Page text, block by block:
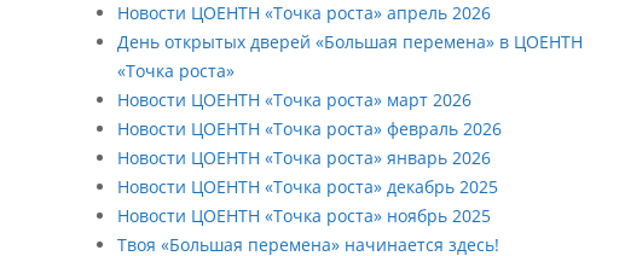
Новости ЦОЕНТН «Точка роста» апрель 2026
День открытых дверей «Большая перемена» в ЦОЕНТН
«Точка роста»
Новости ЦОЕНТН «Точка роста» март 2026
Новости ЦОЕНТН «Точка роста» февраль 2026
Новости ЦОЕНТН «Точка роста» январь 2026
Новости ЦОЕНТН «Точка роста» декабрь 2025
Новости ЦОЕНТН «Точка роста» ноябрь 2025
Твоя «Большая перемена» начинается здесь!